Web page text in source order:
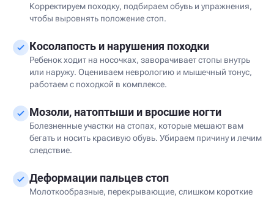
Корректируем походку, подбираем обувь и упражнения,
чтобы выровнять положение стоп.
Косолапость и нарушения походки
Ребенок ходит на носочках, заворачивает стопы внутрь
или наружу. Оцениваем неврологию и мышечный тонус,
работаем с походкой в комплексе.
Мозоли, натоптыши и вросшие ногти
Болезненные участки на стопах, которые мешают вам
бегать и носить красивую обувь. Убираем причину и лечим
следствие.
Деформации пальцев стоп
Молоткообразные, перекрывающие, слишком короткие